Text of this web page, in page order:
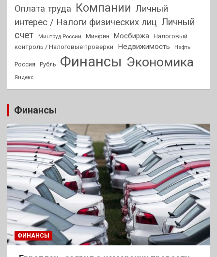
Оплата труда Компании Личный
интерес / Налоги физических лиц Личный
счет
Минтруд России Минфин Мосбиржа Налоговый
контроль / Налоговые проверки
Недвижимость Нефть
Россия Рубль Финансы Экономика
Яндекс
Финансы
ФИНАНСЫ